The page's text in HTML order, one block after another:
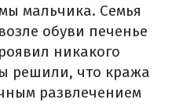
мальчика. Семья
обуви печенье
никакого
решили, что кража
развлечением